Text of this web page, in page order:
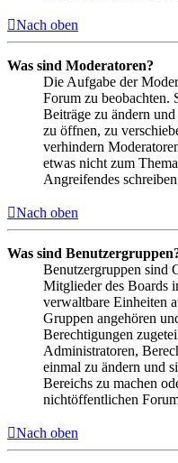
Nach oben
Was sind Moderatoren?
Die Aufgabe der
Forum zu beobachten.
Beiträge zu ändern
zu öffnen, zu
verhindern
etwas nicht zum
Angreifendes
Nach oben
Was sind
Benutzergruppen sind
Mitglieder des Boards
verwaltbare Einheiten
Gruppen angehören
Berechtigungen
Administratoren,
einmal zu ändern und
Bereichs zu machen
nichtöffentlichen
Nach oben